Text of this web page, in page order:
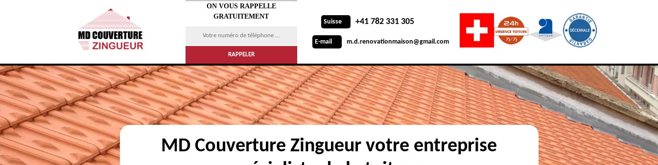
ON VOUS RAPPELLE
GRATUITEMENT
Suisse +41 782 331 305
E-mail m.d.renovationmaison@gmail.com
MD Couverture Zingueur votre entreprise